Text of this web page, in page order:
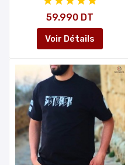
59.990 DT
Voir Détails